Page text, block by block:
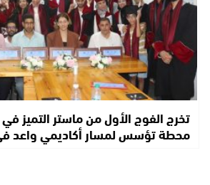
تخرج الفوج الأول من ماستر التميز
محطة تؤسس لمسار أكاديمي واعد